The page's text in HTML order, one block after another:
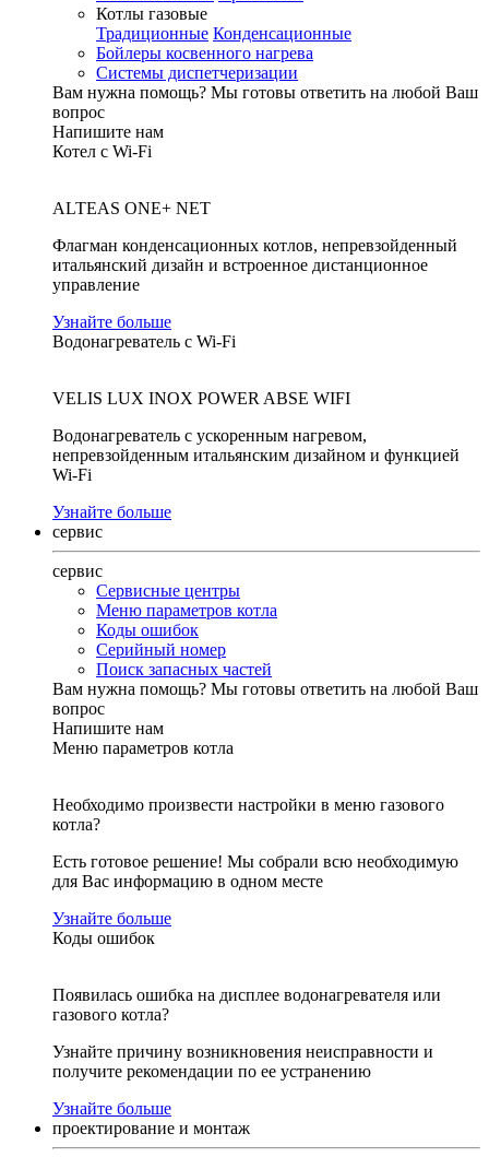
Котлы газовые
Традиционные Конденсационные
Бойлеры косвенного нагрева
Системы диспетчеризации
Вам нужна помощь? Мы готовы ответить на любой Ваш
вопрос
Напишите нам
Котел с Wi-Fi
ALTEAS ONE+ NET
Флагман конденсационных котлов, непревзойденный
итальянский дизайн и встроенное дистанционное
управление
Узнайте больше
Водонагреватель с Wi-Fi
VELIS LUX INOX POWER ABSE WIFI
Водонагреватель с ускоренным нагревом,
непревзойденным итальянским дизайном и функцией
Wi-Fi
Узнайте больше
сервис
сервис
Сервисные центры
Меню параметров котла
Коды ошибок
Серийный номер
Поиск запасных частей
Вам нужна помощь? Мы готовы ответить на любой Ваш
вопрос
Напишите нам
Меню параметров котла
Необходимо произвести настройки в меню газового
котла?
Есть готовое решение! Мы собрали всю необходимую
для Вас информацию в одном месте
Узнайте больше
Коды ошибок
Появилась ошибка на дисплее водонагревателя или
газового котла?
Узнайте причину возникновения неисправности и
получите рекомендации по ее устранению
Узнайте больше
проектирование и монтаж